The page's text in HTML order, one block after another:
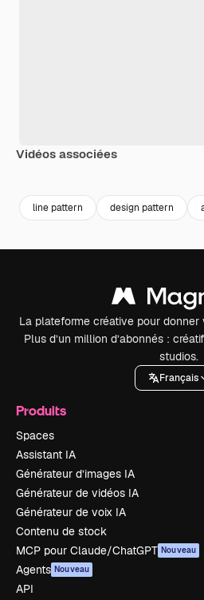
Vidéos associées
line pattern design pattern
La plateforme créative pour
Plus d’un million d’abonnés :
studios.
Français
Produits
Spaces
Assistant IA
Générateur d’images IA
Générateur de vidéos IA
Générateur de voix IA
Contenu de stock
MCP pour Claude/ChatGPT Nouveau
Agents Nouveau
API